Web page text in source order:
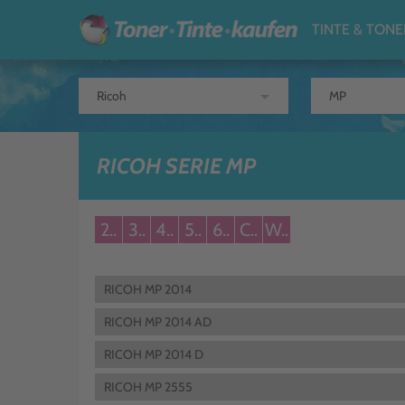
TINTE &
RICOH SERIE MP
2.. 3.. 4.. 5.. 6.. C.. W..
RICOH MP 2014
RICOH MP 2014 AD
RICOH MP 2014 D
RICOH MP 2555